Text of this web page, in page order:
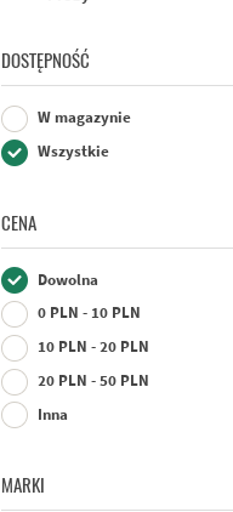
DOSTĘPNOŚĆ
W magazynie
Wszystkie
CENA
Dowolna
0 PLN - 10 PLN
10 PLN - 20 PLN
20 PLN - 50 PLN
Inna
MARKI